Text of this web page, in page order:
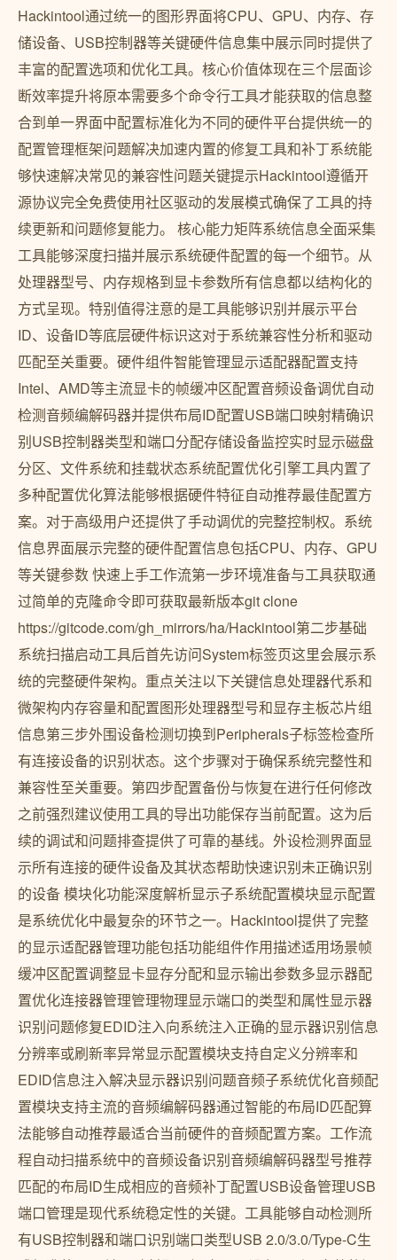
Hackintool通过统一的图形界面将CPU、GPU、内存、存
储设备、USB控制器等关键硬件信息集中展示同时提供了
丰富的配置选项和优化工具。核心价值体现在三个层面诊
断效率提升将原本需要多个命令行工具才能获取的信息整
合到单一界面中配置标准化为不同的硬件平台提供统一的
配置管理框架问题解决加速内置的修复工具和补丁系统能
够快速解决常见的兼容性问题关键提示Hackintool遵循开
源协议完全免费使用社区驱动的发展模式确保了工具的持
续更新和问题修复能力。 核心能力矩阵系统信息全面采集
工具能够深度扫描并展示系统硬件配置的每一个细节。从
处理器型号、内存规格到显卡参数所有信息都以结构化的
方式呈现。特别值得注意的是工具能够识别并展示平台
ID、设备ID等底层硬件标识这对于系统兼容性分析和驱动
匹配至关重要。硬件组件智能管理显示适配器配置支持
Intel、AMD等主流显卡的帧缓冲区配置音频设备调优自动
检测音频编解码器并提供布局ID配置USB端口映射精确识
别USB控制器类型和端口分配存储设备监控实时显示磁盘
分区、文件系统和挂载状态系统配置优化引擎工具内置了
多种配置优化算法能够根据硬件特征自动推荐最佳配置方
案。对于高级用户还提供了手动调优的完整控制权。系统
信息界面展示完整的硬件配置信息包括CPU、内存、GPU
等关键参数 快速上手工作流第一步环境准备与工具获取通
过简单的克隆命令即可获取最新版本git clone
https://gitcode.com/gh_mirrors/ha/Hackintool第二步基础
系统扫描启动工具后首先访问System标签页这里会展示系
统的完整硬件架构。重点关注以下关键信息处理器代系和
微架构内存容量和配置图形处理器型号和显存主板芯片组
信息第三步外围设备检测切换到Peripherals子标签检查所
有连接设备的识别状态。这个步骤对于确保系统完整性和
兼容性至关重要。第四步配置备份与恢复在进行任何修改
之前强烈建议使用工具的导出功能保存当前配置。这为后
续的调试和问题排查提供了可靠的基线。外设检测界面显
示所有连接的硬件设备及其状态帮助快速识别未正确识别
的设备 模块化功能深度解析显示子系统配置模块显示配置
是系统优化中最复杂的环节之一。Hackintool提供了完整
的显示适配器管理功能包括功能组件作用描述适用场景帧
缓冲区配置调整显卡显存分配和显示输出参数多显示器配
置优化连接器管理管理物理显示端口的类型和属性显示器
识别问题修复EDID注入向系统注入正确的显示器识别信息
分辨率或刷新率异常显示配置模块支持自定义分辨率和
EDID信息注入解决显示器识别问题音频子系统优化音频配
置模块支持主流的音频编解码器通过智能的布局ID匹配算
法能够自动推荐最适合当前硬件的音频配置方案。工作流
程自动扫描系统中的音频设备识别音频编解码器型号推荐
匹配的布局ID生成相应的音频补丁配置USB设备管理USB
端口管理是现代系统稳定性的关键。工具能够自动检测所
有USB控制器和端口识别端口类型USB 2.0/3.0/Type-C生